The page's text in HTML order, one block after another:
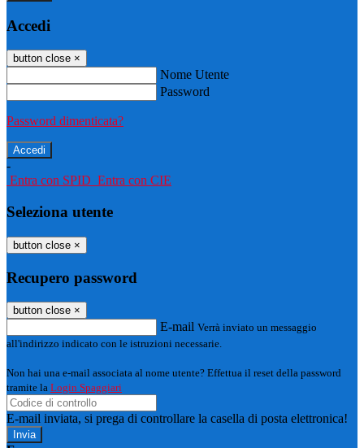
Accedi
button close ×
Nome Utente
Password
Password dimenticata?
-
Entra con SPID Entra con CIE
Seleziona utente
button close ×
Recupero password
button close ×
E-mail Verrà inviato un messaggio
all'indirizzo indicato con le istruzioni necessarie.
Non hai una e-mail associata al nome utente? Effettua il reset della password
tramite la Login Spaggiari
E-mail inviata, si prega di controllare la casella di posta elettronica!